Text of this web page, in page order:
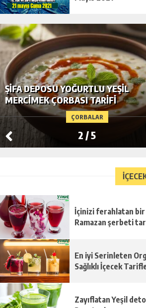
ÇORBALAR
ŞIFA DEPOSU YOĞURTLU YEŞIL
MERCIMEK ÇORBASI TARIFI
2 /5
İçinizi ferahlatan bir
Ramazan şerbeti
En iyi Serinleten
Sağlıklı İçecek
Zayıflatan Yeşil